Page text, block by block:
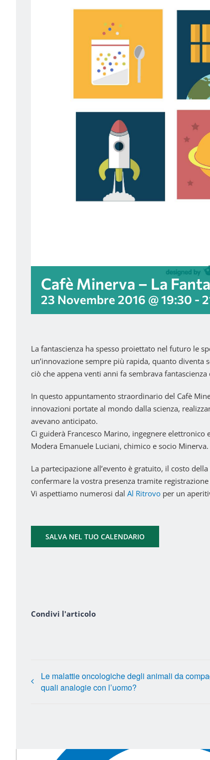
Cafè Minerva – La
23 Novembre 2016 @ 19:30 -
La fantascienza ha spesso proiettato nel futuro le
un’innovazione sempre più rapida, quanto
ciò che appena venti anni fa sembrava fantascienza
In questo appuntamento straordinario del Cafè
innovazioni portate al mondo dalla scienza,
avevano anticipato.
Ci guiderà Francesco Marino, ingegnere elettronico
Modera Emanuele Luciani, chimico e socio Minerva.
La partecipazione all’evento è gratuito, il costo
confermare la vostra presenza tramite registrazione
Vi aspettiamo numerosi dal Al Ritrovo per un
SALVA NEL TUO CALENDARIO
Condivi l'articolo
Le malattie oncologiche degli animali da
quali analogie con l’uomo?